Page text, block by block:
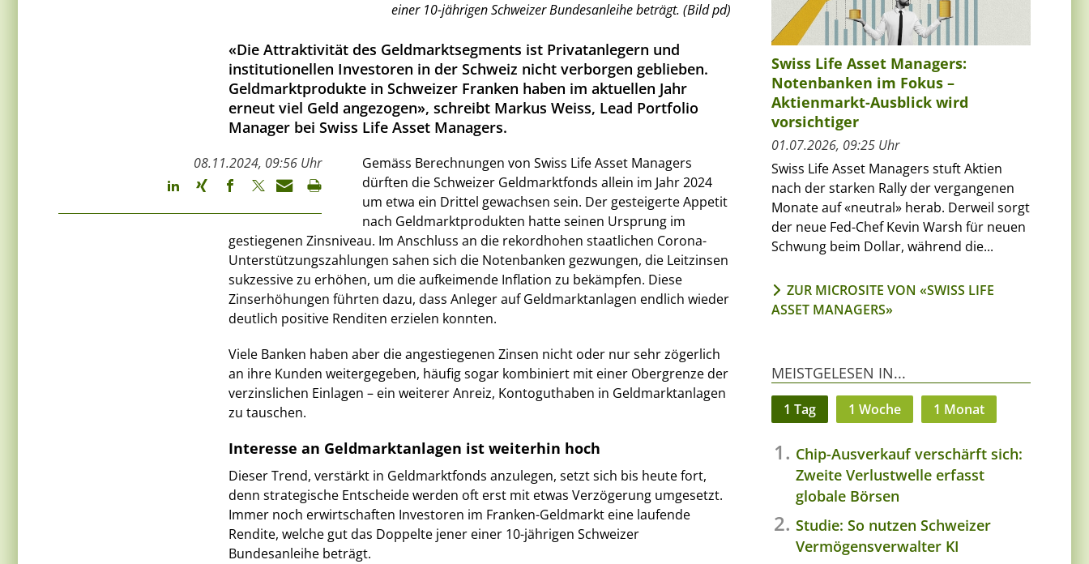
einer 10-jährigen Schweizer Bundesanleihe beträgt. (Bild pd)
«Die Attraktivität des Geldmarktsegments ist Privatanlegern und
institutionellen Investoren in der Schweiz nicht verborgen geblieben.
Geldmarktprodukte in Schweizer Franken haben im aktuellen Jahr
erneut viel Geld angezogen», schreibt Markus Weiss, Lead Portfolio
Manager bei Swiss Life Asset Managers.
08.11.2024, 09:56 Uhr
Gemäss Berechnungen von Swiss Life Asset Managers
dürften die Schweizer Geldmarktfonds allein im Jahr 2024
um etwa ein Drittel gewachsen sein. Der gesteigerte Appetit
nach Geldmarktprodukten hatte seinen Ursprung im
gestiegenen Zinsniveau. Im Anschluss an die rekordhohen staatlichen Corona-
Unterstützungszahlungen sahen sich die Notenbanken gezwungen, die Leitzinsen
sukzessive zu erhöhen, um die aufkeimende Inflation zu bekämpfen. Diese
Zinserhöhungen führten dazu, dass Anleger auf Geldmarktanlagen endlich wieder
deutlich positive Renditen erzielen konnten.
Viele Banken haben aber die angestiegenen Zinsen nicht oder nur sehr zögerlich
an ihre Kunden weitergegeben, häufig sogar kombiniert mit einer Obergrenze der
verzinslichen Einlagen – ein weiterer Anreiz, Kontoguthaben in Geldmarktanlagen
zu tauschen.
Interesse an Geldmarktanlagen ist weiterhin hoch
Dieser Trend, verstärkt in Geldmarktfonds anzulegen, setzt sich bis heute fort,
denn strategische Entscheide werden oft erst mit etwas Verzögerung umgesetzt.
Immer noch erwirtschaften Investoren im Franken-Geldmarkt eine laufende
Rendite, welche gut das Doppelte jener einer 10-jährigen Schweizer
Bundesanleihe beträgt.
Swiss Life Asset Managers:
Notenbanken im Fokus –
Aktienmarkt-Ausblick wird
vorsichtiger
01.07.2026, 09:25 Uhr
Swiss Life Asset Managers stuft Aktien
nach der starken Rally der vergangenen
Monate auf «neutral» herab. Derweil sorgt
der neue Fed-Chef Kevin Warsh für neuen
Schwung beim Dollar, während die...
ZUR MICROSITE VON «SWISS LIFE
ASSET MANAGERS»
MEISTGELESEN IN...
1 Tag 1 Woche 1 Monat
Chip-Ausverkauf verschärft sich:
Zweite Verlustwelle erfasst
globale Börsen
Studie: So nutzen Schweizer
Vermögensverwalter KI